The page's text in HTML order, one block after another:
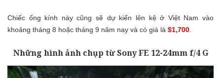
Chiếc ống kính này cũng sẽ dự kiến lên kệ ở Việt Nam vào
khoảng tháng 8 hoặc tháng 9 năm nay và có giá là $1,700.
Những hình ảnh chụp từ Sony FE 12-24mm f/4 G